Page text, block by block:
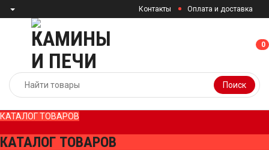
Контакты Оплата и доставка
Поиск
00
КАТАЛОГ ТОВАРОВ
КАТАЛОГ ТОВАРОВ